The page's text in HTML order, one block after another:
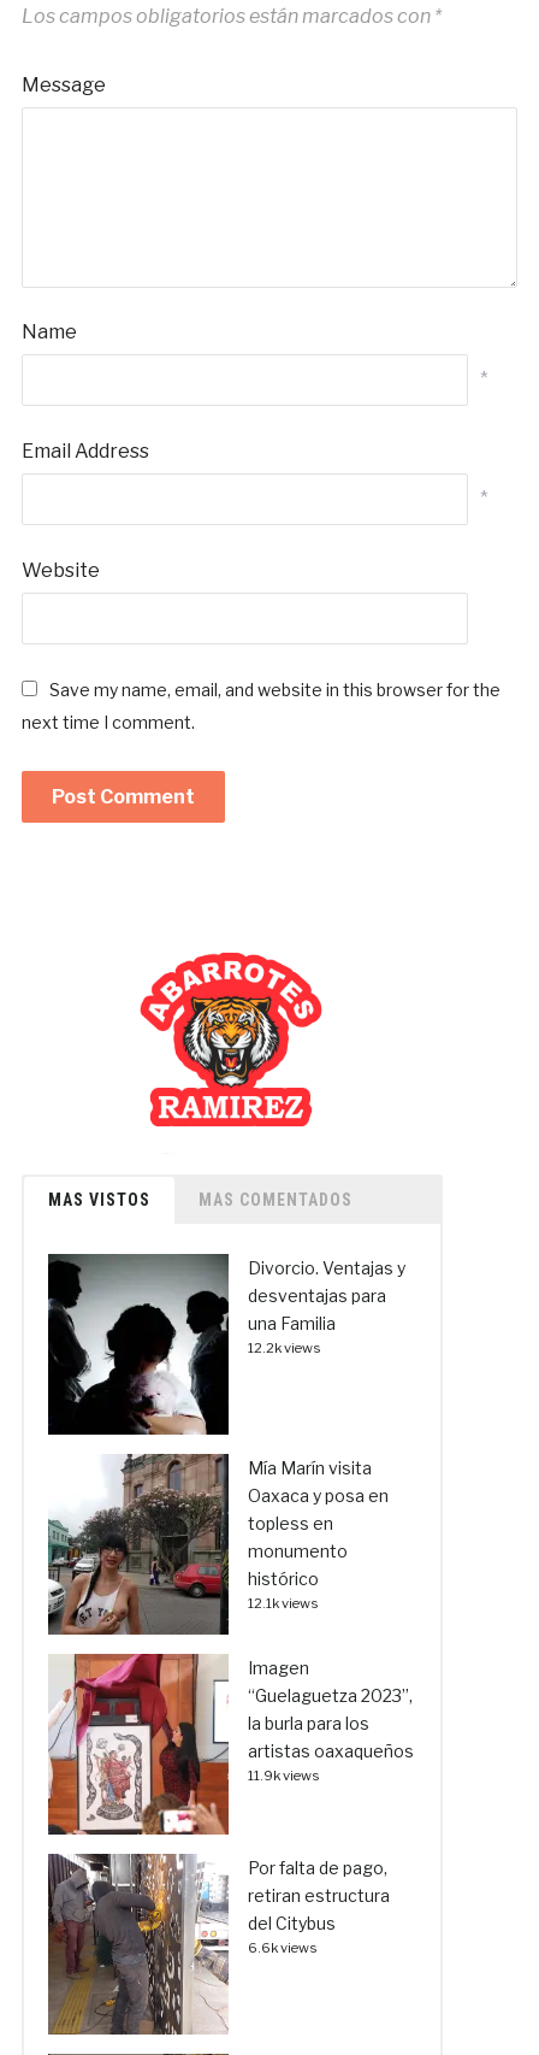
Los campos obligatorios están marcados con *
Message
Name
*
Email Address
*
Website
Save my name, email, and website in this browser for the
next time I comment.
MAS VISTOS MAS COMENTADOS
Divorcio. Ventajas y
desventajas para
una Familia
12.2k views
Mía Marín visita
Oaxaca y posa en
topless en
monumento
histórico
12.1k views
Imagen
“Guelaguetza 2023”,
la burla para los
artistas oaxaqueños
11.9k views
Por falta de pago,
retiran estructura
del Citybus
6.6k views